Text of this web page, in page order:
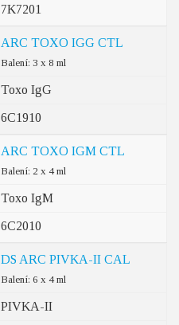
7K7201
ARC TOXO IGG CTL
Balení: 3 x 8 ml
Toxo IgG
6C1910
ARC TOXO IGM CTL
Balení: 2 x 4 ml
Toxo IgM
6C2010
DS ARC PIVKA-II CAL
Balení: 6 x 4 ml
PIVKA-II